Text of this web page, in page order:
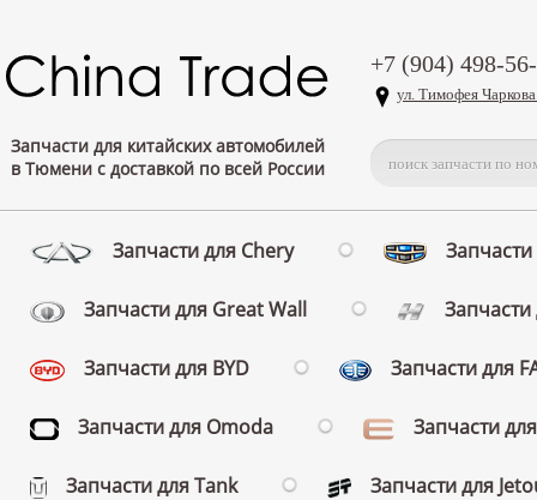
Запчасти для китайских автомобилей
в Тюмени с доставкой по всей России
+7 (904) 498-
ул. Тимофея
Запчасти для Chery
Запчасти для Great Wall
Запчасти для BYD Запчасти для
Запчасти для Omoda Запчасти
Запчасти для Tank Запчасти для